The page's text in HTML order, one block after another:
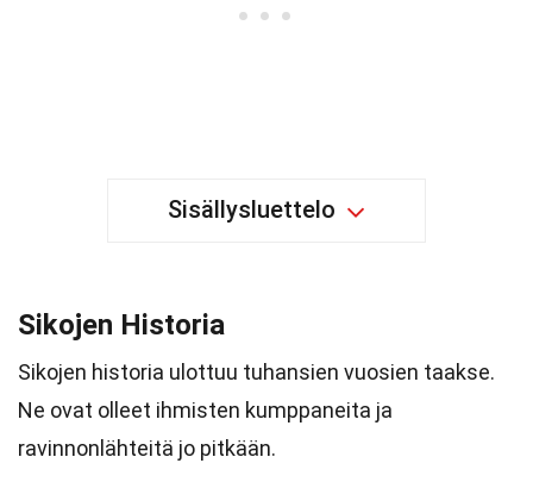
Sisällysluettelo
Sikojen Historia
Sikojen historia ulottuu tuhansien vuosien taakse.
Ne ovat olleet ihmisten kumppaneita ja
ravinnonlähteitä jo pitkään.